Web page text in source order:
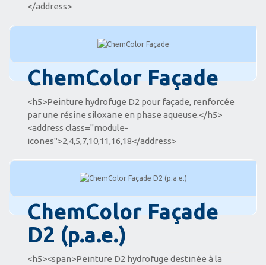
</address>
ChemColor Façade
<h5>Peinture hydrofuge D2 pour façade, renforcée
par une résine siloxane en phase aqueuse.</h5>
<address class="module-
icones">2,4,5,7,10,11,16,18</address>
ChemColor Façade
D2 (p.a.e.)
<h5><span>Peinture D2 hydrofuge destinée à la